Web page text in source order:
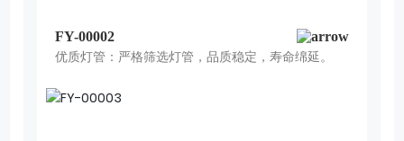
FY-00002
优质灯管：严格筛选灯管，品质稳定，寿命绵延。